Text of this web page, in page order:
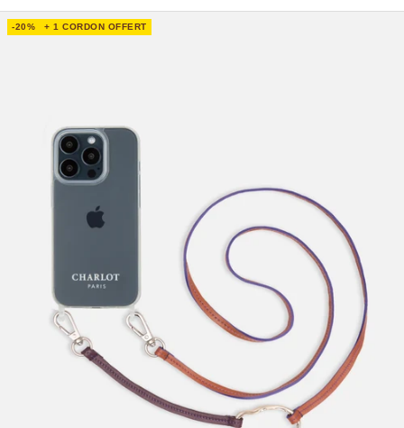
-20% + 1 CORDON OFFERT